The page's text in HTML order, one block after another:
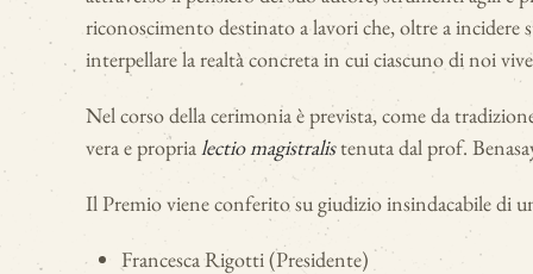
riconoscimento destinato a lavori che, oltre a incidere
interpellare la realtà concreta in cui ciascuno di noi
Nel corso della cerimonia è prevista, come da
vera e proprialectio magistralistenuta dal prof.
Il Premio viene conferito su giudizio insindacabile di
Francesca Rigotti (Presidente)